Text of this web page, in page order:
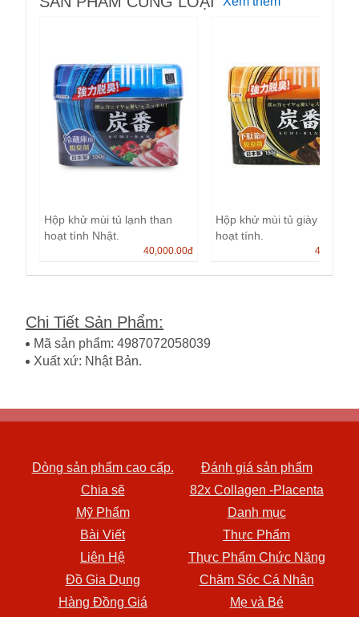
Hộp khử mùi tủ lạnh than
hoạt tính Nhật.
40,000.00đ
Hộp khử mùi tủ giày than
hoạt tính.
40,000.00
Chi Tiết Sản Phẩm:
Mã sản phẩm: 4987072058039
Xuất xứ: Nhật Bản.
Dòng sản phẩm cao cấp.
Đánh giá sản phẩm
Chia sẽ
82x Collagen -Placenta
Mỹ Phẩm
Danh mục
Bài Viết
Thực Phẩm
Liên Hệ
Thực Phẩm Chức Năng
Đồ Gia Dụng
Chăm Sóc Cá Nhân
Hàng Đồng Giá
Mẹ và Bé